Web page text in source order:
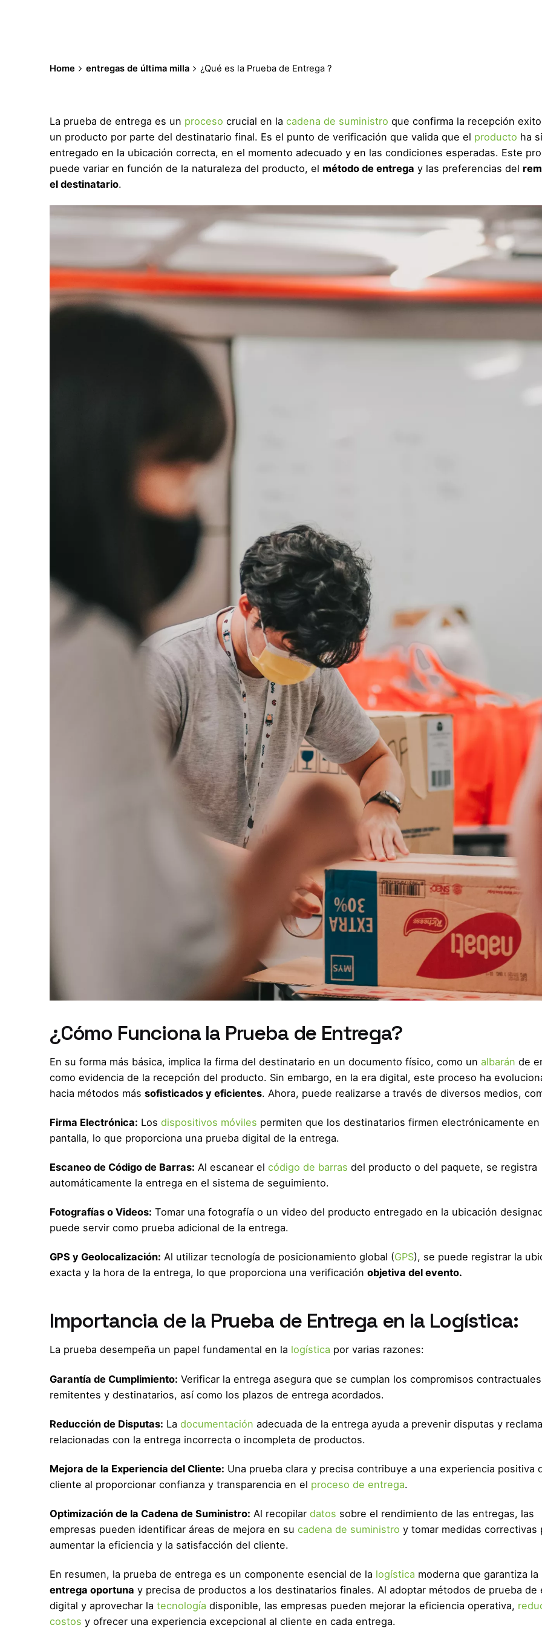
Home entregas de última milla ¿Qué es la Prueba de Entrega ?
La prueba de entrega es un proceso crucial en la cadena de suministro que confirma la recepción
un producto por parte del destinatario final. Es el punto de verificación que valida que el producto ha
entregado en la ubicación correcta, en el momento adecuado y en las condiciones esperadas. Este
puede variar en función de la naturaleza del producto, el método de entrega y las preferencias del
el destinatario.
¿Cómo Funciona la Prueba de Entrega?
En su forma más básica, implica la firma del destinatario en un documento físico, como un albarán de
como evidencia de la recepción del producto. Sin embargo, en la era digital, este proceso ha
hacia métodos más sofisticados y eficientes. Ahora, puede realizarse a través de diversos medios,
Firma Electrónica: Los dispositivos móviles permiten que los destinatarios firmen electrónicamente en
pantalla, lo que proporciona una prueba digital de la entrega.
Escaneo de Código de Barras: Al escanear el código de barras del producto o del paquete, se registra
automáticamente la entrega en el sistema de seguimiento.
Fotografías o Videos: Tomar una fotografía o un video del producto entregado en la ubicación
puede servir como prueba adicional de la entrega.
GPS y Geolocalización: Al utilizar tecnología de posicionamiento global (GPS), se puede registrar la
exacta y la hora de la entrega, lo que proporciona una verificación objetiva del evento.
Importancia de la Prueba de Entrega en la Logística:
La prueba desempeña un papel fundamental en la logística por varias razones:
Garantía de Cumplimiento: Verificar la entrega asegura que se cumplan los compromisos
remitentes y destinatarios, así como los plazos de entrega acordados.
Reducción de Disputas: La documentación adecuada de la entrega ayuda a prevenir disputas y
relacionadas con la entrega incorrecta o incompleta de productos.
Mejora de la Experiencia del Cliente: Una prueba clara y precisa contribuye a una experiencia positiva
cliente al proporcionar confianza y transparencia en el proceso de entrega.
Optimización de la Cadena de Suministro: Al recopilar datos sobre el rendimiento de las entregas, las
empresas pueden identificar áreas de mejora en su cadena de suministro y tomar medidas correctivas
aumentar la eficiencia y la satisfacción del cliente.
En resumen, la prueba de entrega es un componente esencial de la logística moderna que garantiza la
entrega oportuna y precisa de productos a los destinatarios finales. Al adoptar métodos de prueba de
digital y aprovechar la tecnología disponible, las empresas pueden mejorar la eficiencia operativa,
costos y ofrecer una experiencia excepcional al cliente en cada entrega.